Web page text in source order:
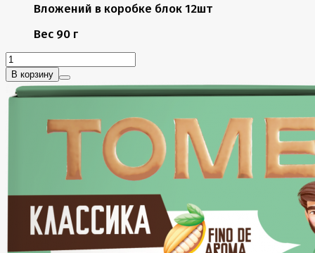
Вложений в коробке блок 12шт
Вес 90 г
В корзину